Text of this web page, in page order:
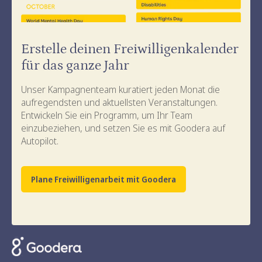
Erstelle deinen Freiwilligenkalender
für das ganze Jahr
Unser Kampagnenteam kuratiert jeden Monat die
aufregendsten und aktuellsten Veranstaltungen.
Entwickeln Sie ein Programm, um Ihr Team
einzubeziehen, und setzen Sie es mit Goodera auf
Autopilot.
Plane Freiwilligenarbeit mit Goodera